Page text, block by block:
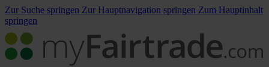
Zur Suche springen Zur Hauptnavigation springen Zum Hauptinhalt
springen